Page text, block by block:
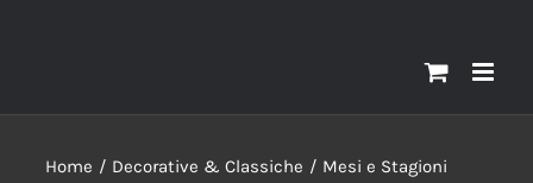
Home Decorative & Classiche Mesi e Stagioni